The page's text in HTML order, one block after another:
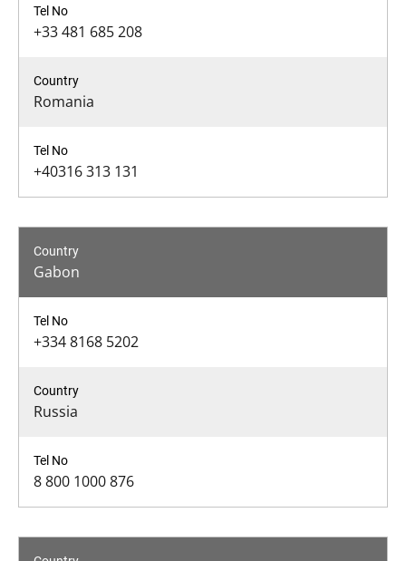
+33 481 685 208
Romania
+40316 313 131
Gabon
+334 8168 5202
Russia
8 800 1000 876